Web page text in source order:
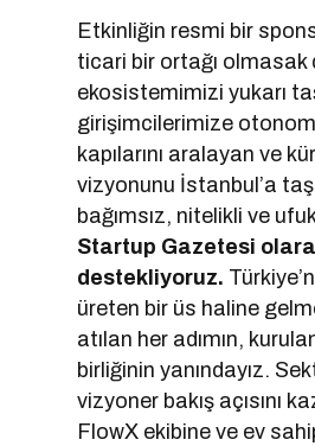
Etkinliğin resmi bir
ticari bir ortağı olmasak
ekosistemimizi yukarı
girişimcilerimize
kapılarını aralayan ve
vizyonunu İstanbul’a
bağımsız, nitelikli ve
Startup Gazetesi
destekliyoruz.
üreten bir üs haline
atılan her adımın,
birliğinin yanındayız.
vizyoner bakış açısını
FlowX ekibine ve ev